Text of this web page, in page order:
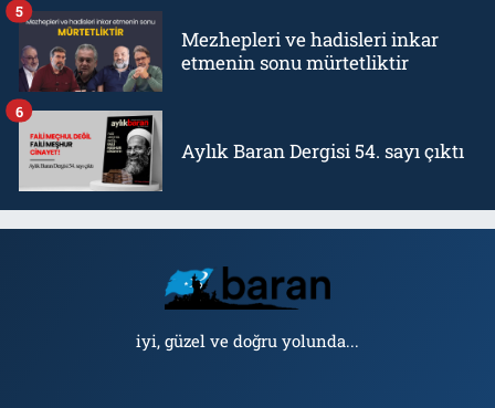
Mezhepleri ve hadisleri inkar
etmenin sonu mürtetliktir
5
Aylık Baran Dergisi 54. sayı çıktı
6
iyi, güzel ve doğru yolunda...